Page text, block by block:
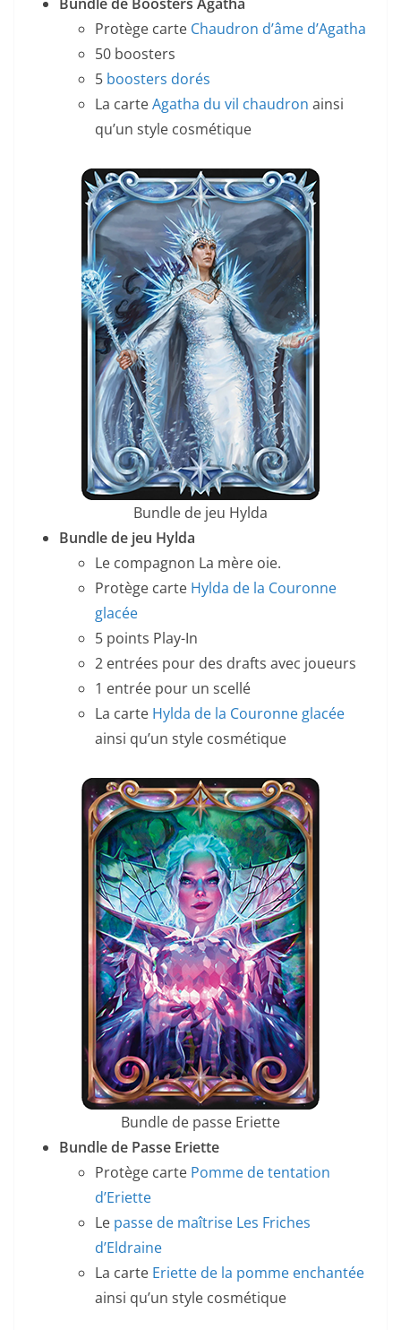
Protège carte Chaudron d’âme d’Agatha
50 boosters
5 boosters dorés
La carteAgatha du vil chaudron ainsi
qu’un style cosmétique
Bundle de jeu Hylda
Bundle de jeu Hylda
Le compagnon La mère oie.
Protège carte Hylda de la Couronne
glacée
5 points Play-In
2 entrées pour des drafts avec joueurs
1 entrée pour un scellé
La carte Hylda de la Couronne glacée
ainsi qu’un style cosmétique
Bundle de passe Eriette
Bundle de Passe Eriette
Protège carte Pomme de tentation
d’Eriette
Le passe de maîtrise Les Friches
d’Eldraine
La carte Eriette de la pomme enchantée
ainsi qu’un style cosmétique